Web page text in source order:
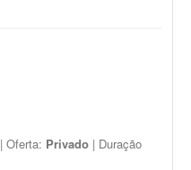
| Oferta: Privado | Duração